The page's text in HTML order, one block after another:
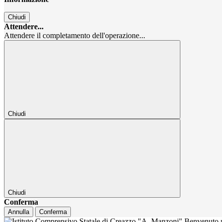
Chiudi
Attendere...
Attendere il completamento dell'operazione...
Chiudi
Chiudi
Conferma
Annulla Conferma